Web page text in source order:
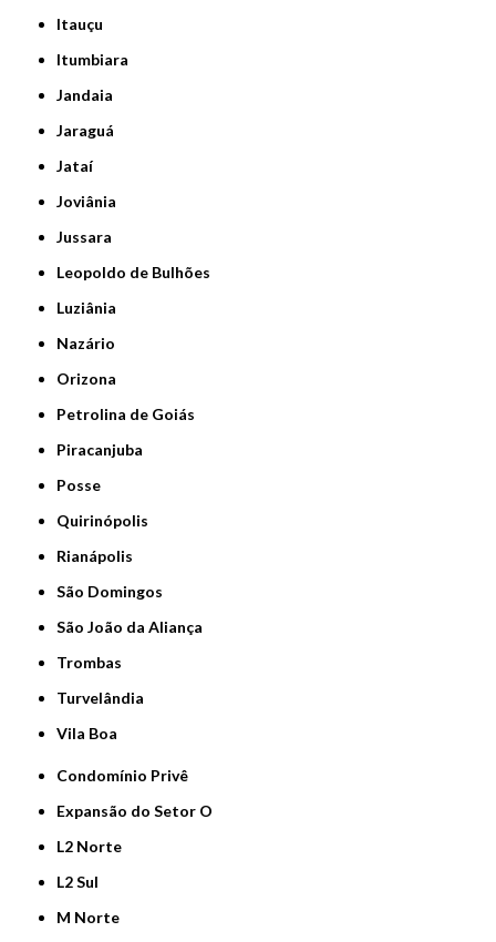
Itauçu
Itumbiara
Jandaia
Jaraguá
Jataí
Joviânia
Jussara
Leopoldo de Bulhões
Luziânia
Nazário
Orizona
Petrolina de Goiás
Piracanjuba
Posse
Quirinópolis
Rianápolis
São Domingos
São João da Aliança
Trombas
Turvelândia
Vila Boa
Condomínio Privê
Expansão do Setor O
L2 Norte
L2 Sul
M Norte